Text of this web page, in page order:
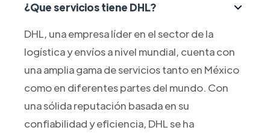
¿Que servicios tiene DHL?
DHL, una empresa líder en el sector de la
logística y envíos a nivel mundial, cuenta con
una amplia gama de servicios tanto en México
como en diferentes partes del mundo. Con
una sólida reputación basada en su
confiabilidad y eficiencia, DHL se ha